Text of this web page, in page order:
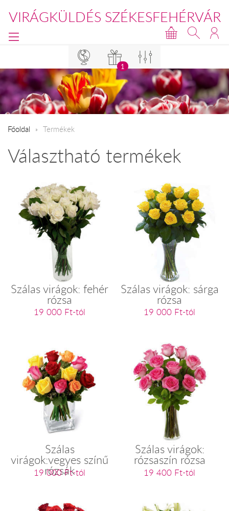
VIRÁGKÜLDÉS SZÉKESFEHÉRVÁR
1
Főoldal Termékek
Választható termékek
Szálas virágok: fehér
rózsa
19 000 Ft-tól
Szálas virágok: sárga
rózsa
19 000 Ft-tól
Szálas
virágok:vegyes színű
rózsák
19 000 Ft-tól
Szálas virágok:
rózsaszín rózsa
19 400 Ft-tól